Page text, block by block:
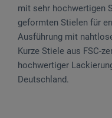
mit sehr hochwertigen
geformten Stielen für
Ausführung mit
Kurze Stiele aus FSC-
hochwertiger
Deutschland.